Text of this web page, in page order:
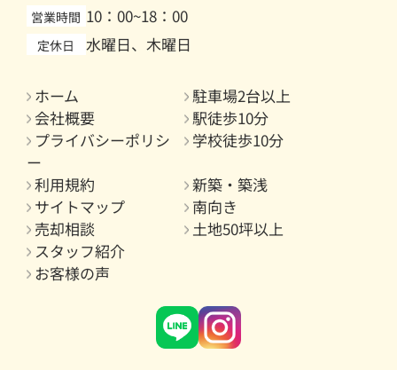
営業時間 10：00~18：00
定休日 水曜日、木曜日
ホーム
駐車場2台以上
会社概要
駅徒歩10分
プライバシーポリシ
ー
学校徒歩10分
利用規約
新築・築浅
サイトマップ
南向き
売却相談
土地50坪以上
スタッフ紹介
お客様の声